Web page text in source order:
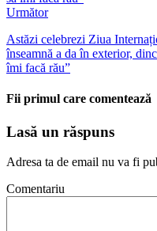
Următor
Astăzi celebrezi Ziua
înseamnă a da în exterior,
îmi facă rău”
Fii primul care comentează
Lasă un răspuns
Adresa ta de email nu va fi
Comentariu